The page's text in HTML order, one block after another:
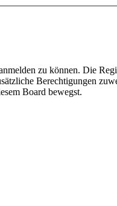
zu können. Die
Berechtigungen
Board bewegst.